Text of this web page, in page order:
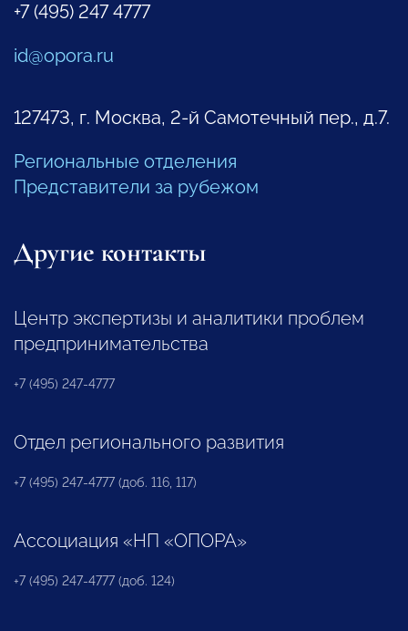
+7 (495) 247 4777
id@opora.ru
127473, г. Москва, 2-й Самотечный пер., д.7.
Региональные отделения
Представители за рубежом
Другие контакты
Центр экспертизы и аналитики проблем
предпринимательства
+7 (495) 247-4777
Отдел регионального развития
+7 (495) 247-4777 (доб. 116, 117)
Ассоциация «НП «ОПОРА»
+7 (495) 247-4777 (доб. 124)